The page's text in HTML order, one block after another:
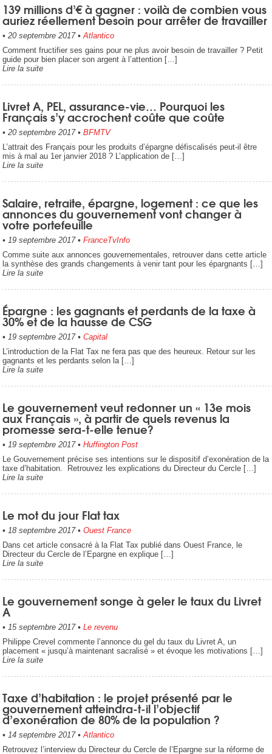
139 millions d’€ à gagner : voilà de combien vous
auriez réellement besoin pour arrêter de travailler
• 20 septembre 2017• Atlantico
Comment fructifier ses gains pour ne plus avoir besoin de travailler ? Petit
guide pour bien placer son argent à l’attention […]
Lire la suite
Livret A, PEL, assurance-vie… Pourquoi les
Français s’y accrochent coûte que coûte
• 20 septembre 2017• BFMTV
L’attrait des Français pour les produits d’épargne défiscalisés peut-il être
mis à mal au 1er janvier 2018 ? L’application de […]
Lire la suite
Salaire, retraite, épargne, logement : ce que les
annonces du gouvernement vont changer à
votre portefeuille
• 19 septembre 2017• FranceTvInfo
Comme suite aux annonces gouvernementales, retrouver dans cette article
la synthèse des grands changements à venir tant pour les épargnants […]
Lire la suite
Épargne : les gagnants et perdants de la taxe à
30% et de la hausse de CSG
• 19 septembre 2017• Capital
L’introduction de la Flat Tax ne fera pas que des heureux. Retour sur les
gagnants et les perdants selon la […]
Lire la suite
Le gouvernement veut redonner un « 13e mois
aux Français », à partir de quels revenus la
promesse sera-t-elle tenue?
• 19 septembre 2017• Huffington Post
Le Gouvernement précise ses intentions sur le dispositif d’exonération de la
taxe d’habitation. Retrouvez les explications du Directeur du Cercle […]
Lire la suite
Le mot du jour Flat tax
• 18 septembre 2017• Ouest France
Dans cet article consacré à la Flat Tax publié dans Ouest France, le
Directeur du Cercle de l’Epargne en explique […]
Lire la suite
Le gouvernement songe à geler le taux du Livret
A
• 15 septembre 2017• Le revenu
Philippe Crevel commente l’annonce du gel du taux du Livret A, un
placement « jusqu’à maintenant sacralisé » et évoque les motivations […]
Lire la suite
Taxe d’habitation : le projet présenté par le
gouvernement atteindra-t-il l’objectif
d’exonération de 80% de la population ?
• 14 septembre 2017• Atlantico
Retrouvez l’interview du Directeur du Cercle de l’Epargne sur la réforme de